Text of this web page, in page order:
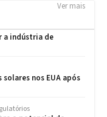
Ver mais
a indústria de
nos EUA após